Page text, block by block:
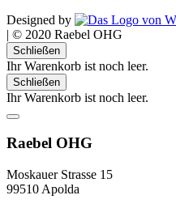
Designed by
| © 2020 Raebel OHG
Schließen
Ihr Warenkorb ist noch leer.
Schließen
Ihr Warenkorb ist noch leer.
Raebel OHG
Moskauer Strasse 15
99510 Apolda